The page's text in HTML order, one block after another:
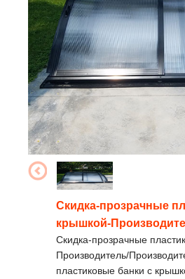
Скидка-прозрачные
крышкой-
Скидка-прозрачные
Производитель/
пластиковые банки с